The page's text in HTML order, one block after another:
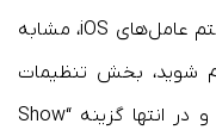
است. برای فعال کردن پاپ آپ در سیستم عامل‌های iOS، مشابه
شوید، بخش تنظیمات
بروید، روی گزینه Notifications بزنید و در انتها گزینه “Show